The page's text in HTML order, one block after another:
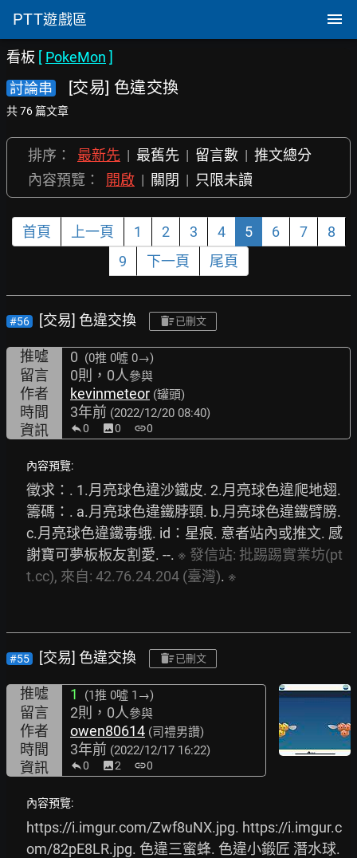
PTT遊戲區
看板 [ PokeMon ]
討論串
[交易] 色違交換
共 76 篇文章
排序： 最新先 | 最舊先 | 留言數 | 推文總分
內容預覽：
開啟 | 關閉 | 只限未讀
首頁 上一頁 1 2 3 4 5 6 7
8
9
下一頁 尾頁
#56 [交易] 色違交換 已刪文
推噓 0 (0推 0噓 0→)
留言 0則，0人參與
作者 kevinmeteor (罐頭)
時間 3年前 (2022/12/20 08:40)
資訊 0 image0 link0
內容預覽:
徵求：. 1.月亮球色違沙鐵皮. 2.月亮球色違爬地翅.
籌碼：. a.月亮球色違鐵脖頸. b.月亮球色違鐵臂膀.
c.月亮球色違鐵毒蛾. id：星痕. 意者站內或推文. 感
謝寶可夢板板友割愛. --. ※ 發信站: 批踢踢實業坊(pt
t.cc), 來自: 42.76.24.204 (臺灣). ※
#55 [交易] 色違交換 已刪文
推噓 1 (1推 0噓 1→)
留言 2則，0人參與
作者 owen80614 (司禮男讚)
時間 3年前 (2022/12/17 16:22)
資訊 0 image2 link0
內容預覽:
https://i.imgur.com/Zwf8uNX.jpg. https://i.imgur.c
om/82pE8LR.jpg. 色違三蜜蜂. 色違小鍛匠 潛水球.